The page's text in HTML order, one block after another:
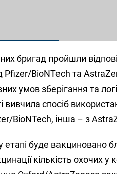
бригад пройшли
Pfizer/BioNTech та
умов зберігання та
вивчила спосіб
BioNTech, інша – з
буде вакциновано
кількість охочих